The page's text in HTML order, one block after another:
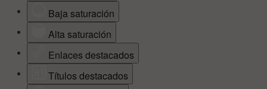
Baja saturación
Alta saturación
Enlaces destacados
Títulos destacados